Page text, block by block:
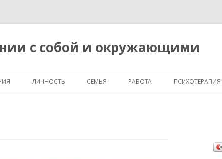
с собой и окружающими
к
ЛИЧНОСТЬ СЕМЬЯ РАБОТА ПСИХОТЕРАПИЯ